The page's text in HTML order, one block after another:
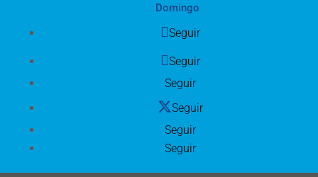
Domingo
Seguir
Seguir
Seguir
Seguir
Seguir
Seguir